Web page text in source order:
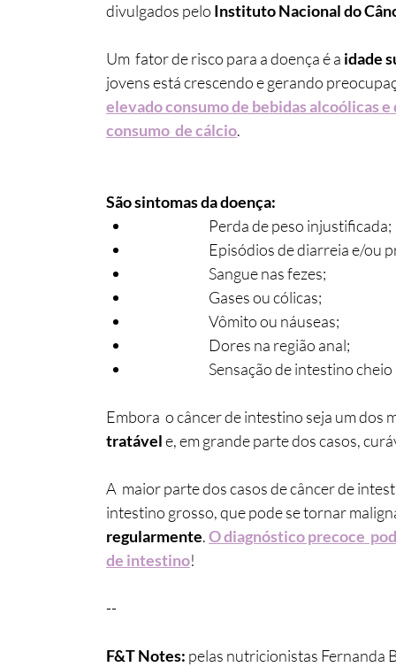
divulgados pelo Instituto Nacional do
Um  fator de risco para a doença é a idade
jovens está crescendo e gerando
elevado consumo de bebidas alcoólicas
consumo  de cálcio.
São sintomas da doença:
		Perda de peso injustificada;
Episódios de diarreia e/ou
		Sangue nas fezes;
		Gases ou cólicas;
		Vômito ou náuseas;
		Dores na região anal;
Sensação de intestino
Embora  o câncer de intestino seja um dos
tratável e, em grande parte dos casos,
A  maior parte dos casos de câncer de
intestino grosso, que pode se tornar
regularmente. O diagnóstico precoce
de intestino!
--
F&T Notes: pelas nutricionistas Fernanda